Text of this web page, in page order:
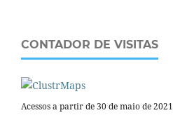
CONTADOR DE VISITAS
Acessos a partir de 30 de maio de 2021